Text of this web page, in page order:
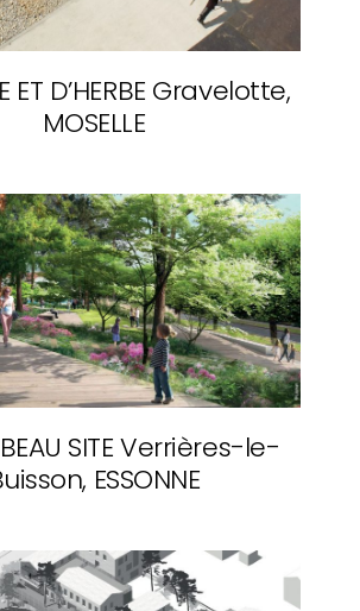
ET D’HERBE Gravelotte,
MOSELLE
SITEVerrières-le-
ESSONNE